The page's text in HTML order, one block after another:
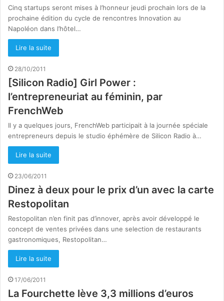
Cinq startups seront mises à l’honneur jeudi prochain lors de la
prochaine édition du cycle de rencontres Innovation au
Napoléon dans l’hôtel…
Lire la suite
28/10/2011
[Silicon Radio] Girl Power :
l’entrepreneuriat au féminin, par
FrenchWeb
Il y a quelques jours, FrenchWeb participait à la journée spéciale
entrepreneurs depuis le studio éphémère de Silicon Radio à…
Lire la suite
23/06/2011
Dinez à deux pour le prix d’un avec la carte
Restopolitan
Restopolitan n’en finit pas d’innover, après avoir développé le
concept de ventes privées dans une selection de restaurants
gastronomiques, Restopolitan…
Lire la suite
17/06/2011
La Fourchette lève 3,3 millions d’euros